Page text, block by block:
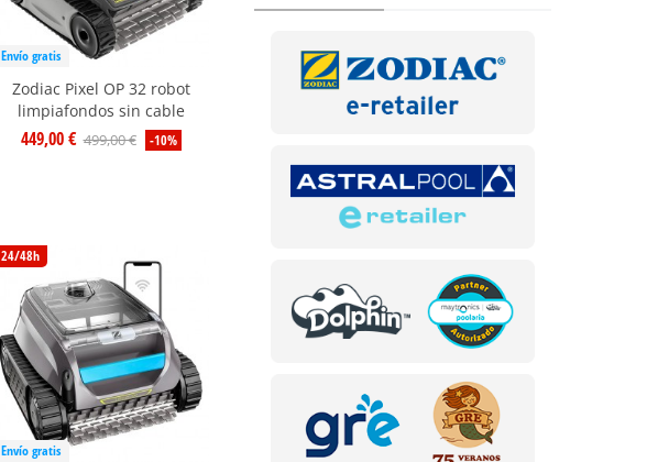
Envío gratis
Zodiac Pixel OP 32 robot
limpiafondos sin cable
449,00 € 499,00 € -10%
24/48h
Envío gratis